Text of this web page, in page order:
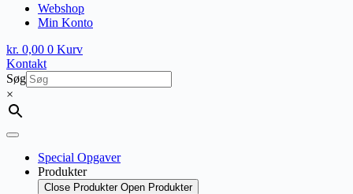
Webshop
Min Konto
kr. 0,00 0 Kurv
Kontakt
Søg
×
Special Opgaver
Produkter
Close Produkter Open Produkter